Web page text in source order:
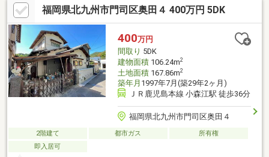
福岡県北九州市門司区奥田４ 400万円 5DK
400万円
間取り 5DK
建物面積106.24m2
土地面積167.86m2
築年月 1997年7月(築29年2ヶ月)
ＪＲ鹿児島本線 小森江駅 徒歩36分
福岡県北九州市門司区奥田４
2階建て 都市ガス
所有権
即入居可